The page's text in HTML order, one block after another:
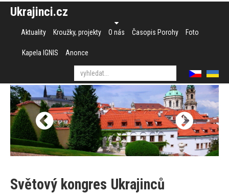
Ukrajinci.cz
Aktuality Kroužky, projekty O nás Časopis Porohy Foto
Kapela IGNIS Anonce
Světový kongres Ukrajinců